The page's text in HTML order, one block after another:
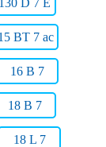
130 D 7 E
BT 7 ac
16 B 7
18 B 7
18 L 7